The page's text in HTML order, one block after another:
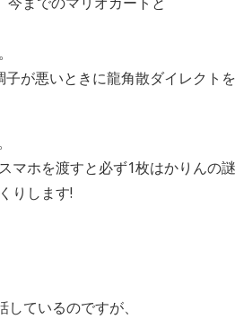
が悪いときに龍角散ダイレクト
ホを渡すと必ず1枚はかりんの
りします!
ているのですが、